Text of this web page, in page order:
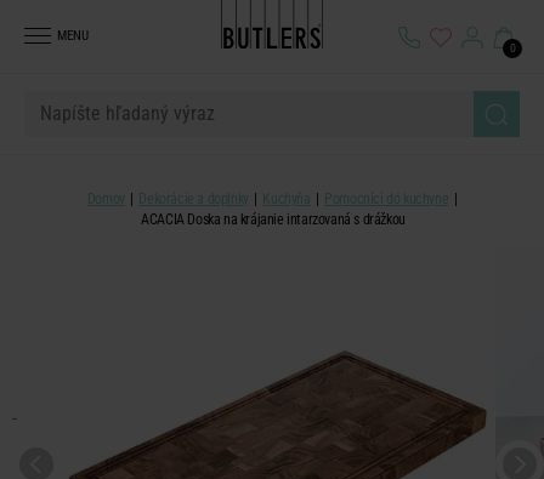
MENU
0
Domov Dekorácie a doplnky Kuchyňa
Pomocníci do kuchyne
ACACIA Doska na krájanie intarzovaná s drážkou